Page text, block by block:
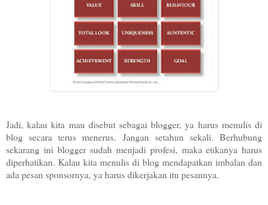
Jadi, kalau kita mau disebut sebagai blogger, ya harus menulis di
blog secara terus menerus. Jangan setahun sekali. Berhubung
sekarang ini blogger sudah menjadi profesi, maka etikanya harus
diperhatikan. Kalau kita menulis di blog mendapatkan imbalan dan
ada pesan sponsornya, ya harus dikerjakan itu pesannya.